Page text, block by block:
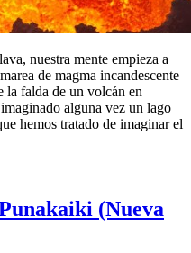
nuestra mente empieza a
de magma incandescente
la falda de un volcán en
alguna vez un lago
hemos tratado de imaginar el
(Nueva